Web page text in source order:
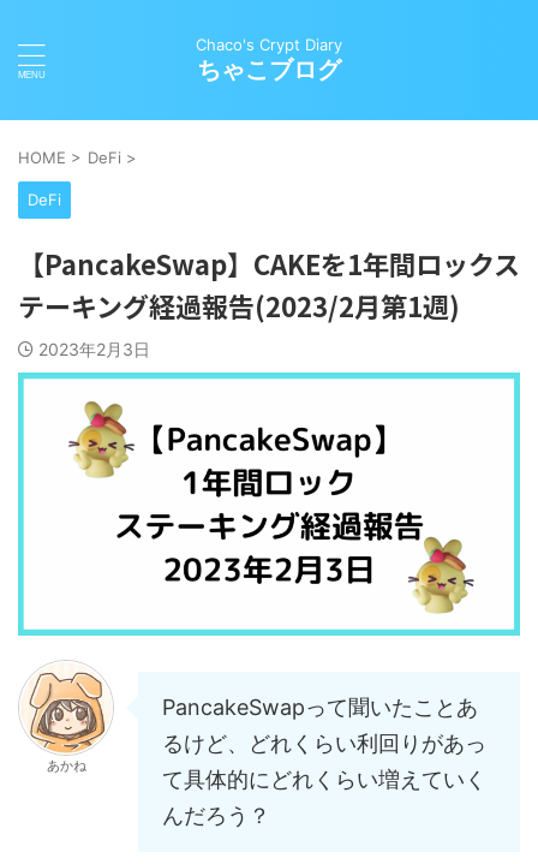
Chaco's Crypt Diary
ちゃこブログ
HOME > DeFi >
DeFi
【PancakeSwap】CAKEを1年間ロックス
テーキング経過報告(2023/2月第1週)
2023年2月3日
あかね
PancakeSwapって聞いたことあ
るけど、どれくらい利回りがあっ
て具体的にどれくらい増えていく
んだろう？